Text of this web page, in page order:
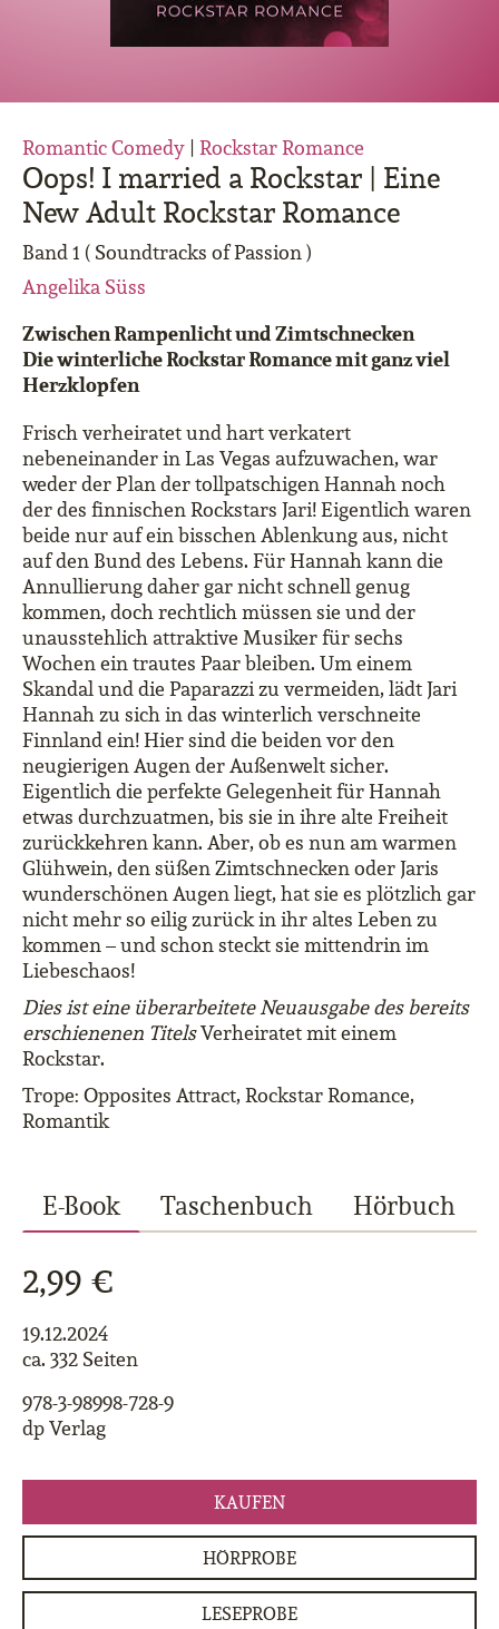
Oops! I married a Rockstar | Eine
New Adult Rockstar Romance
Band 1 ( Soundtracks of Passion )
Angelika Süss
Romantic Comedy | Rockstar Romance
Zwischen Rampenlicht und Zimtschnecken
Die winterliche Rockstar Romance mit ganz viel
Herzklopfen
Frisch verheiratet und hart verkatert
nebeneinander in Las Vegas aufzuwachen, war
weder der Plan der tollpatschigen Hannah noch
der des finnischen Rockstars Jari! Eigentlich waren
beide nur auf ein bisschen Ablenkung aus, nicht
auf den Bund des Lebens. Für Hannah kann die
Annullierung daher gar nicht schnell genug
kommen, doch rechtlich müssen sie und der
unausstehlich attraktive Musiker für sechs
Wochen ein trautes Paar bleiben. Um einem
Skandal und die Paparazzi zu vermeiden, lädt Jari
Hannah zu sich in das winterlich verschneite
Finnland ein! Hier sind die beiden vor den
neugierigen Augen der Außenwelt sicher.
Eigentlich die perfekte Gelegenheit für Hannah
etwas durchzuatmen, bis sie in ihre alte Freiheit
zurückkehren kann. Aber, ob es nun am warmen
Glühwein, den süßen Zimtschnecken oder Jaris
wunderschönen Augen liegt, hat sie es plötzlich gar
nicht mehr so eilig zurück in ihr altes Leben zu
kommen – und schon steckt sie mittendrin im
Liebeschaos!
Dies ist eine überarbeitete Neuausgabe des bereits
erschienenen TitelsVerheiratet mit einem
Rockstar.
Trope: Opposites Attract, Rockstar Romance,
Romantik
E-Book Taschenbuch Hörbuch
2,99 €
19.12.2024
ca. 332 Seiten
978-3-98998-728-9
dp Verlag
KAUFEN
HÖRPROBE
LESEPROBE